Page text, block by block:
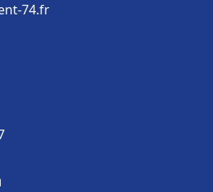
74.fr